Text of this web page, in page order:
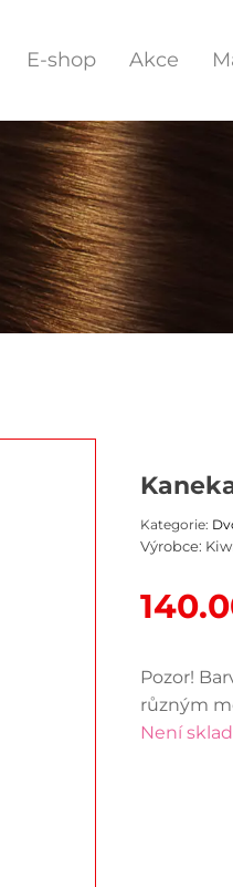
E-shop Akce
Kategorie:
Výrobce:
Pozor!
různým
Není